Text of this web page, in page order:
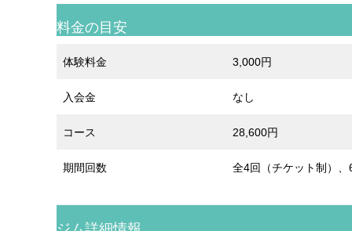
料金の目安
体験料金 3,000円
入会金 なし
コース 28,600円
期間回数 全4回（チケット制）、